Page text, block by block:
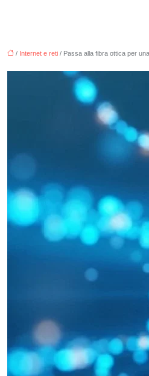
/ Internet e reti / Passa alla fibra ottica per